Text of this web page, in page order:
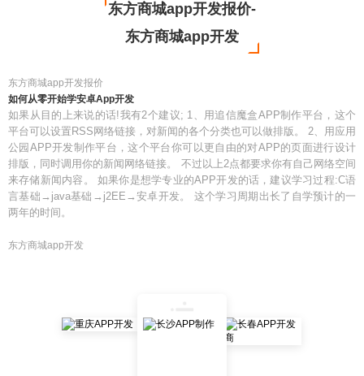
东方商城app开发报价-
东方商城app开发
东方商城app开发报价
如何从零开始学安卓App开发
如果从目的上来说的话!我有2个建议; 1、用追信魔盒APP制作平台，这个
平台可以设置RSS网络链接，对新闻的各个分类也可以做排版。 2、用应用
公园APP开发制作平台，这个平台你可以更自由的对APP的页面进行设计
排版，同时调用你的新闻网络链接。 不过以上2点都要求你有自己网络空间
来存储新闻内容。 如果你是想学专业的APP开发的话，建议学习过程:C语
言基础→java基础→j2EE→安卓开发。 这个学习周期出长了自学预计的一
两年的时间。
东方商城app开发